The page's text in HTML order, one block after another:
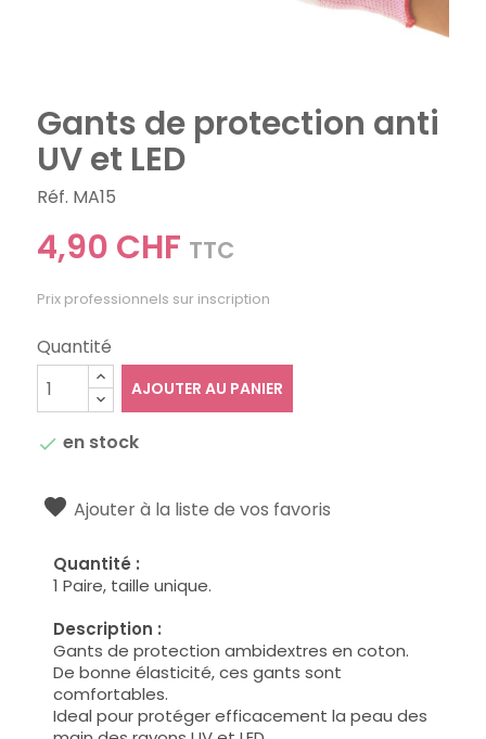
Gants de protection anti
UV et LED
Réf. MA15
4,90 CHF TTC
Prix professionnels sur inscription
Quantité
AJOUTER AU PANIER
 en stock
Ajouter à la liste de vos favoris
Quantité :
1 Paire, taille unique.
Description :
Gants de protection ambidextres en coton.
De bonne élasticité, ces gants sont
comfortables.
Ideal pour protéger efficacement la peau des